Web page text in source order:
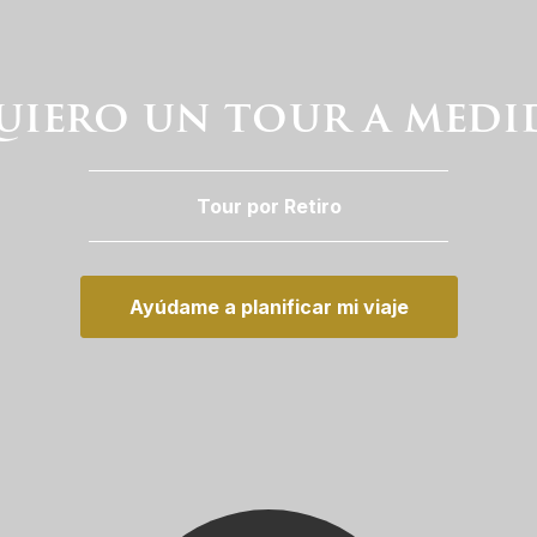
un tour a
Tour por Retiro
Ayúdame a planificar mi viaje